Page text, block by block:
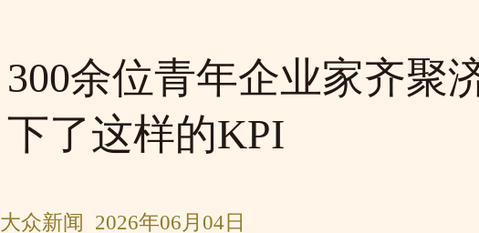
300余位青年企业家齐聚
下了这样的KPI
大众新闻 2026年06月04日